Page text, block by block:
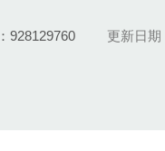
928129760 更新日期